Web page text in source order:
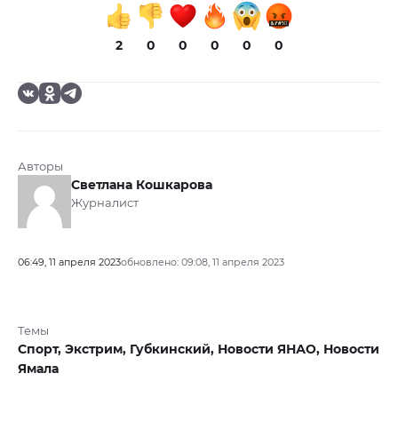
2 0 0 0 0 0
Авторы
Светлана Кошкарова
Журналист
06:49, 11 апреля 2023обновлено: 09:08, 11 апреля 2023
Темы
Спорт, Экстрим, Губкинский, Новости ЯНАО, Новости
Ямала